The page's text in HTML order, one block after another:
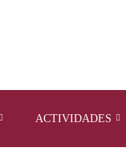
ACTIVIDADES